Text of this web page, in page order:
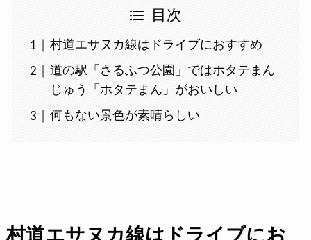
目次
村道エサヌカ線はドライブにおすすめ
道の駅「さるふつ公園」ではホタテまん
じゅう「ホタテまん」がおいしい
何もない景色が素晴らしい
村道エサヌカ線はドライブにお